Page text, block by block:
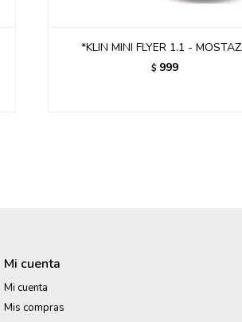
*KLIN MINI FLYER 1.1 -
$ 999
Mi cuenta
Mi cuenta
Mis compras